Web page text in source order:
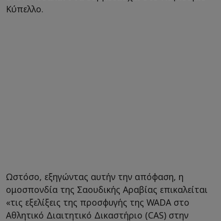
Κύπελλο.
Ωστόσο, εξηγώντας αυτήν την απόφαση, η
ομοσπονδία της Σαουδικής Αραβίας επικαλείται
«τις εξελίξεις της προσφυγής της WADA στο
Αθλητικό Διαιτητικό Δικαστήριο (CAS) στην